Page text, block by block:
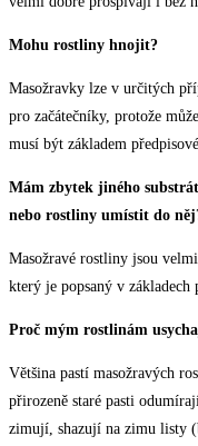
Mohu rostliny hnojit?
Masožravky lze v určitých
pro začátečníky, protože
musí být základem
Mám zbytek jiného
nebo rostliny umístit do
Masožravé rostliny jsou
který je popsaný v základech
Proč mým rostlinám
Většina pastí masožravých
přirozeně staré pasti
zimují, shazují na zimu listy